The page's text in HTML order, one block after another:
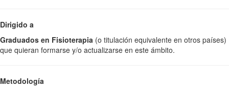
Dirigido a
Graduados en Fisioterapia (o titulación equivalente en otros países)
que quieran formarse y/o actualizarse en este ámbito.
Metodología